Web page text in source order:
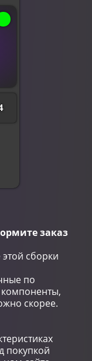
заказ
сборки
по
скорее.
покупкой